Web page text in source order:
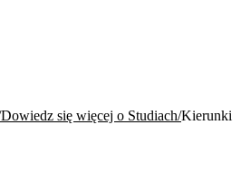
Dowiedz się więcej o Studiach Kierunki